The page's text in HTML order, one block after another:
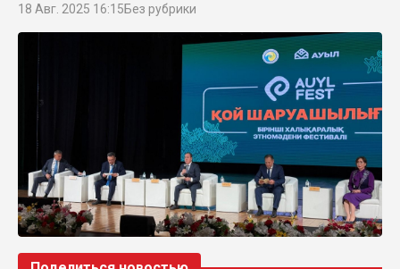
18 Авг. 2025 16:15Без рубрики